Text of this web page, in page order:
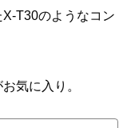
T30のようなコン
気に入り。